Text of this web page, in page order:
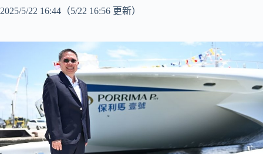
2025/5/22 16:44 （5/22 16:56 更新）